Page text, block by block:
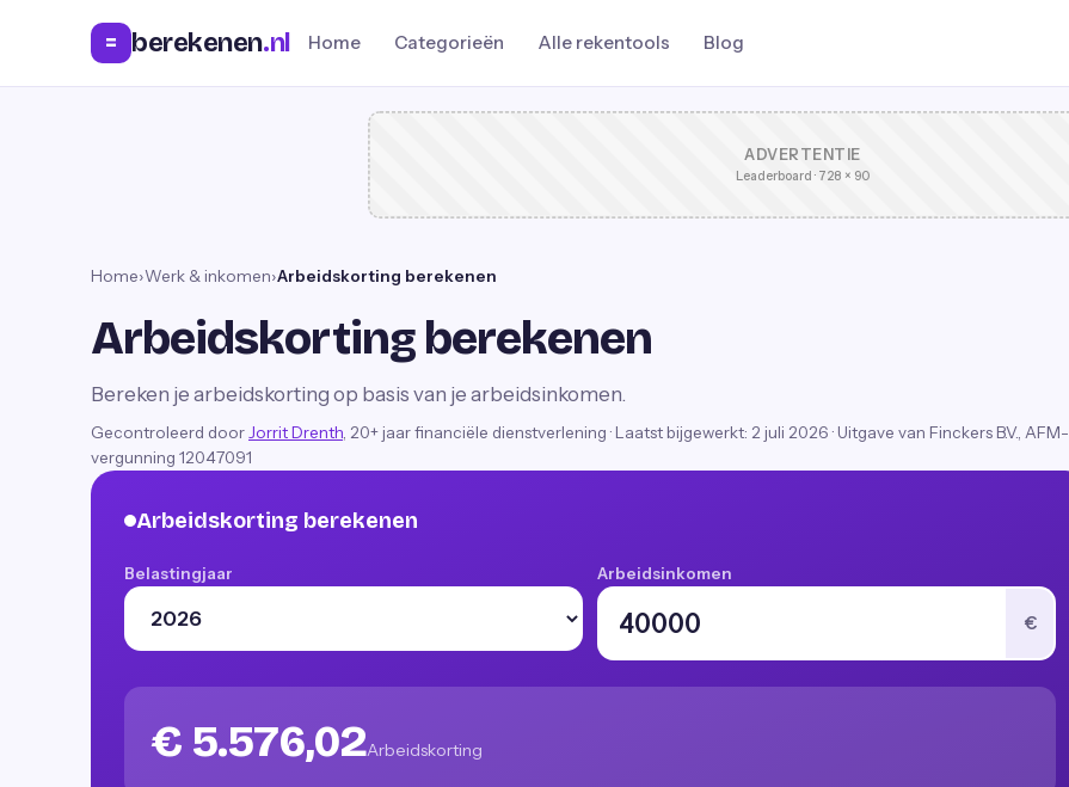
= berekenen.nl Home Categorieën Alle rekentools Blog
ADVERTENTIE
Leaderboard · 728 × 90
Home›Werk & inkomen›Arbeidskorting berekenen
Arbeidskorting berekenen
Bereken je arbeidskorting op basis van je arbeidsinkomen.
Gecontroleerd door Jorrit Drenth , 20+ jaar financiële dienstverlening · Laatst bijgewerkt: 2 juli 2026 · Uitgave van Finckers B.V., AFM-
vergunning 12047091
Arbeidskorting berekenen
Belastingjaar Arbeidsinkomen
€
€ 5.576,02Arbeidskorting